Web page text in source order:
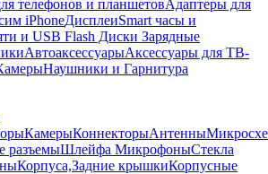
телефонов и планшетовАдаптеры для
iPhoneДисплеиSmart часы и
и USB Flash Диски Зарядные
АвтоаксессуарыАксессуары для ТВ-
Наушники и Гарнитура
КамерыКоннекторыАнтенны
разъемыШлейфа МикрофоныСтекла
Корпуса,Задние крышкиКорпусные